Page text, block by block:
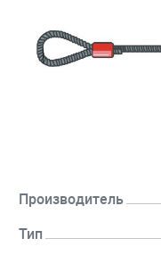
Производитель
Тип